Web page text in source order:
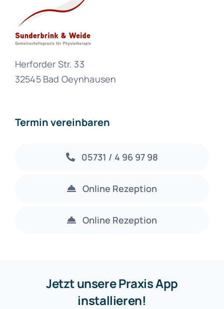
Herforder Str. 33
32545 Bad Oeynhausen
Termin vereinbaren
05731 / 4 96 97 98
Online Rezeption
Online Rezeption
Jetzt unsere Praxis App
installieren!